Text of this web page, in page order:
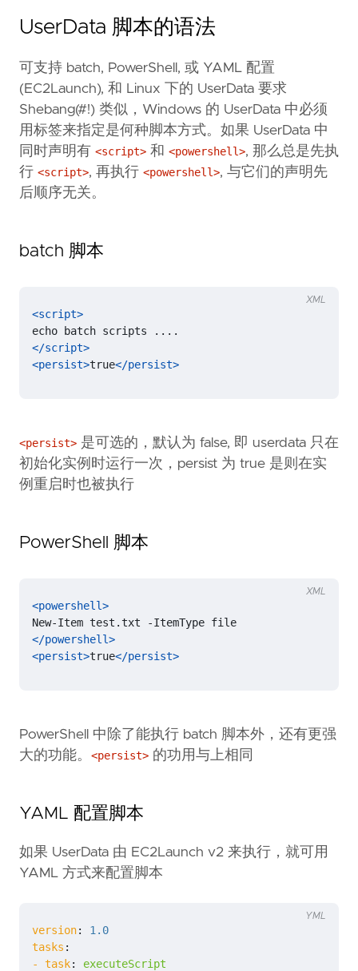
UserData 脚本的语法
可支持 batch, PowerShell, 或 YAML 配置
(EC2Launch), 和 Linux 下的 UserData 要求
Shebang(#!) 类似，Windows 的 UserData 中必须
用标签来指定是何种脚本方式。如果 UserData 中
同时声明有 <script> 和 <powershell>, 那么总是先执
行 <script>, 再执行 <powershell>, 与它们的声明先
后顺序无关。
batch 脚本
<script>
</script>
<persist>true</persist>
XML
<persist> 是可选的，默认为 false, 即 userdata 只在
初始化实例时运行一次，persist 为 true 是则在实
例重启时也被执行
PowerShell 脚本
<powershell>
</powershell>
<persist>true</persist>
XML
PowerShell 中除了能执行 batch 脚本外，还有更强
大的功能。 <persist> 的功用与上相同
YAML 配置脚本
如果 UserData 由 EC2Launch v2 来执行，就可用
YAML 方式来配置脚本
version:
1.0
tasks :
- task:
executeScript
YML